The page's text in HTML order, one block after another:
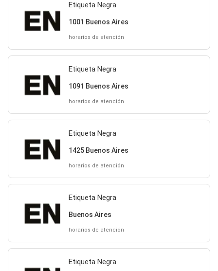
Etiqueta Negra
1001 Buenos Aires
horarios de atención
Etiqueta Negra
1091 Buenos Aires
horarios de atención
Etiqueta Negra
1425 Buenos Aires
horarios de atención
Etiqueta Negra
Buenos Aires
horarios de atención
Etiqueta Negra